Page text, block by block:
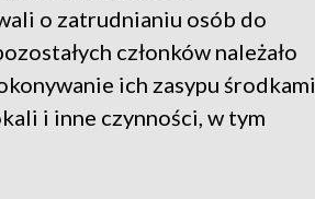
o zatrudnianiu osób do
członków należało
ich zasypu środkami
i inne czynności, w tym